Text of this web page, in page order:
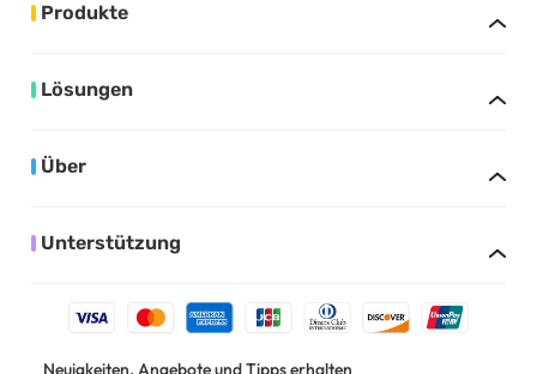
Produkte
Lösungen
Über
Unterstützung
Neuigkeiten, Angebote und Tipps erhalten